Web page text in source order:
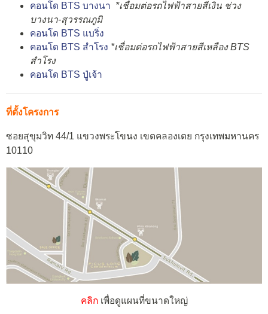
คอนโด BTS บางนา *เชื่อมต่อรถไฟฟ้าสายสีเงิน ช่วง
บางนา-สุวรรณภูมิ
คอนโด BTS แบริ่ง
คอนโด BTS สำโรง *เชื่อมต่อรถไฟฟ้าสายสีเหลือง BTS
สำโรง
คอนโด BTS ปู่เจ้า
ที่ตั้งโครงการ
ซอยสุขุมวิท 44/1 แขวงพระโขนง เขตคลองเตย กรุงเทพมหานคร
10110
คลิกเพื่อดูแผนที่ขนาดใหญ่